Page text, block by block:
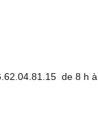
de 8 h à